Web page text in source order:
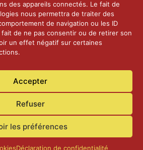
des appareils connectés. Le fait de
nous permettra de traiter des
de navigation ou les ID
de ne pas consentir ou de retirer son
un effet négatif sur certaines
Accepter
Refuser
les préférences
Déclaration de confidentialité
25 juin 2026
– Palais Fédéral – Berne
25 juin 2026
– Noël 2024